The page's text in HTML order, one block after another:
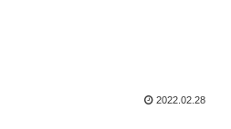
2022.02.28